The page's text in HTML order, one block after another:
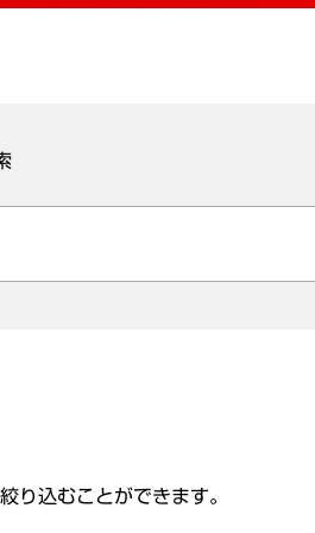
り込むことができます。